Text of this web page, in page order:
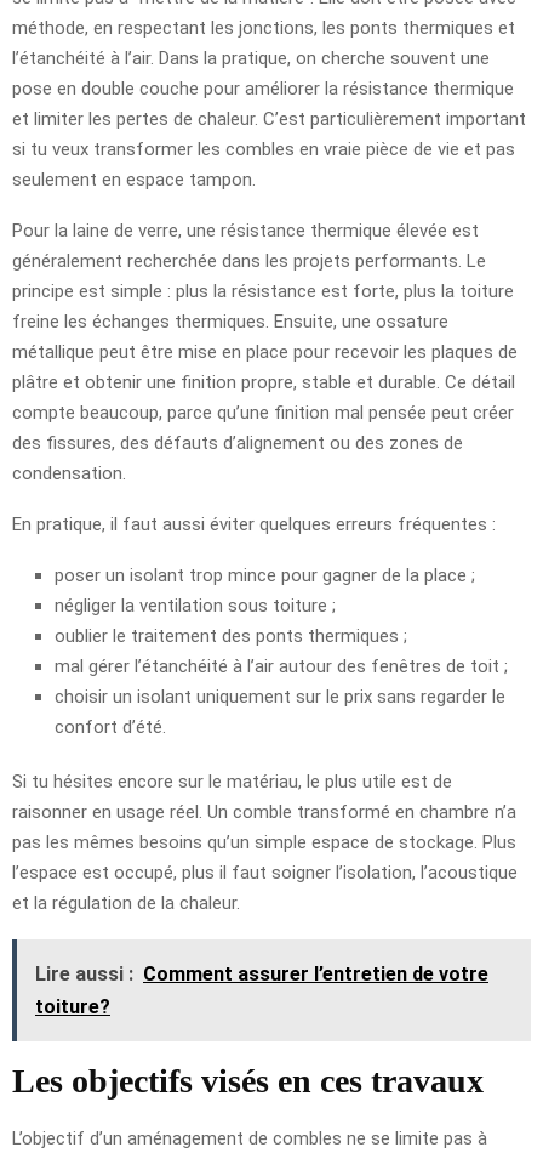
méthode, en respectant les jonctions, les ponts thermiques et
l’étanchéité à l’air. Dans la pratique, on cherche souvent une
pose en double couche pour améliorer la résistance thermique
et limiter les pertes de chaleur. C’est particulièrement important
si tu veux transformer les combles en vraie pièce de vie et pas
seulement en espace tampon.
Pour la laine de verre, une résistance thermique élevée est
généralement recherchée dans les projets performants. Le
principe est simple : plus la résistance est forte, plus la toiture
freine les échanges thermiques. Ensuite, une ossature
métallique peut être mise en place pour recevoir les plaques de
plâtre et obtenir une finition propre, stable et durable. Ce détail
compte beaucoup, parce qu’une finition mal pensée peut créer
des fissures, des défauts d’alignement ou des zones de
condensation.
En pratique, il faut aussi éviter quelques erreurs fréquentes :
poser un isolant trop mince pour gagner de la place ;
négliger la ventilation sous toiture ;
oublier le traitement des ponts thermiques ;
mal gérer l’étanchéité à l’air autour des fenêtres de toit ;
choisir un isolant uniquement sur le prix sans regarder le
confort d’été.
Si tu hésites encore sur le matériau, le plus utile est de
raisonner en usage réel. Un comble transformé en chambre n’a
pas les mêmes besoins qu’un simple espace de stockage. Plus
l’espace est occupé, plus il faut soigner l’isolation, l’acoustique
et la régulation de la chaleur.
Lire aussi : Comment assurer l’entretien de votre
toiture?
Les objectifs visés en ces travaux
L’objectif d’un aménagement de combles ne se limite pas à